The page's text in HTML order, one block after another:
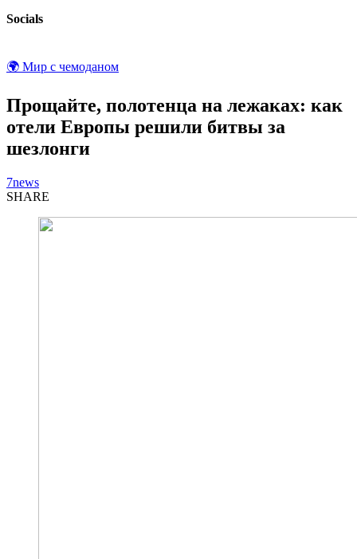
Socials
🌍 Мир с чемоданом
Прощайте, полотенца на лежаках: как
отели Европы решили битвы за
шезлонги
7news
SHARE